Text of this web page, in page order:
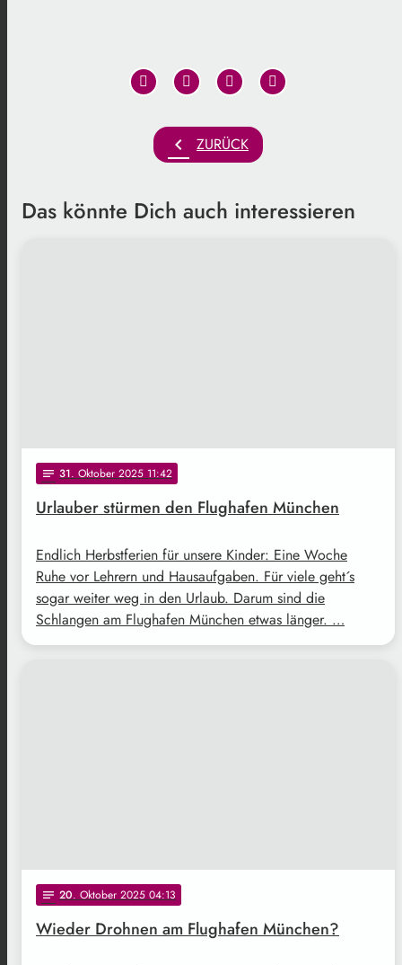
chevron_left ZURÜCK
Das könnte Dich auch interessieren
notes 31. Oktober 2025 11:42
Urlauber stürmen den Flughafen München
Endlich Herbstferien für unsere Kinder: Eine Woche
Ruhe vor Lehrern und Hausaufgaben. Für viele geht´s
sogar weiter weg in den Urlaub. Darum sind die
Schlangen am Flughafen München etwas länger. …
notes 20. Oktober 2025 04:13
Wieder Drohnen am Flughafen München?